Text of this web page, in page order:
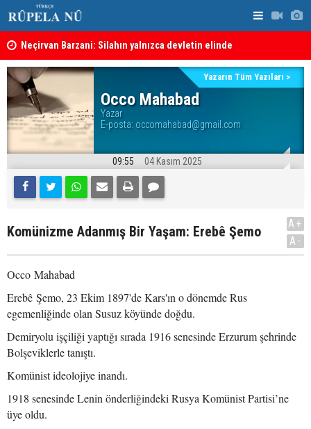
Neçirvan Barzani: Silahın yalnızca devletin elinde
Kürdistan Hükümeti'nden Kor Mor gazı tepkisi
Occo Mahabad
Yazar
E-posta: occomahabad@gmail.com
Yazarın Tüm Yazıları >
09:55 04 Kasım 2025
Komünizme Adanmış Bir Yaşam: Erebê Şemo
A+
A-
Occo Mahabad
Erebê Şemo, 23 Ekim 1897'de Kars'ın o dönemde Rus
egemenliğinde olan Susuz köyünde doğdu.
Demiryolu işçiliği yaptığı sırada 1916 senesinde Erzurum şehrinde
Bolşeviklerle tanıştı.
Komünist ideolojiye inandı.
1918 senesinde Lenin önderliğindeki Rusya Komünist Partisi’ne
üye oldu.